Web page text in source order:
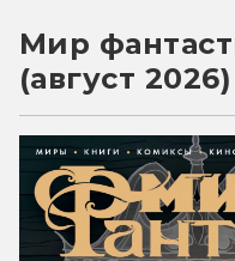
Мир
(август 2026)